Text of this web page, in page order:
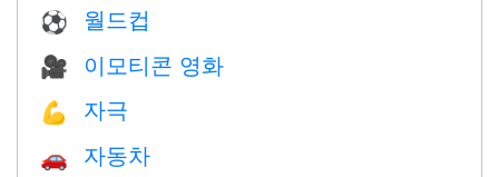
⚽ 월드컵
🎥 이모티콘 영화
💪 자극
🚗 자동차